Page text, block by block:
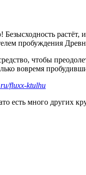
Безысходность
пробуждения
чтобы
вовремя
fluxx-ktulhu
есть много других